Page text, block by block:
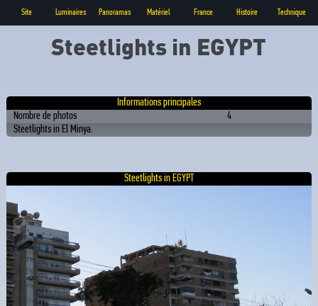
Site Luminaires Panoramas Matériel France Histoire Technique
Steetlights in EGYPT
Informations principales
Nombre de photos
4
Steetlights in El Minya.
Steetlights in EGYPT